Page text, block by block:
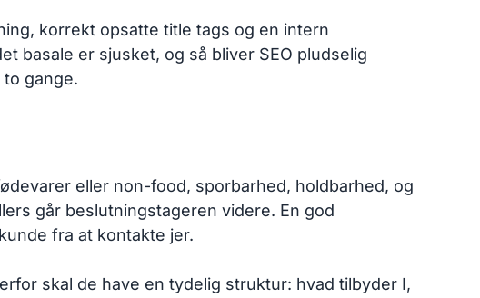
korrekt opsatte title tags og en intern
basale er sjusket, og så bliver SEO pludselig
gange.
eller non-food, sporbarhed, holdbarhed, og
går beslutningstageren videre. En god
fra at kontakte jer.
skal de have en tydelig struktur: hvad tilbyder I,